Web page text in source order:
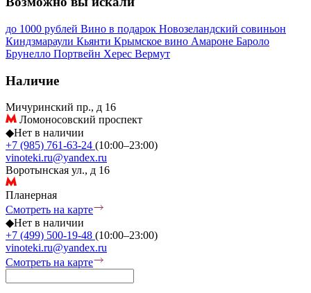
до 1000 рублей Вино в подарок Новозеландский совиньон
Киндзмараули Кьянти Крымское вино Амароне Бароло
Брунелло Портвейн Херес Вермут
Наличие
Мичуринский пр., д 16
Ломоносовский проспект
◆Нет в наличии
+7 (985) 761-63-24 (10:00–23:00)
vinoteki.ru@yandex.ru
Воротынская ул., д 16
Планерная
Смотреть на карте
◆Нет в наличии
+7 (499) 500-19-48 (10:00–23:00)
vinoteki.ru@yandex.ru
Смотреть на карте